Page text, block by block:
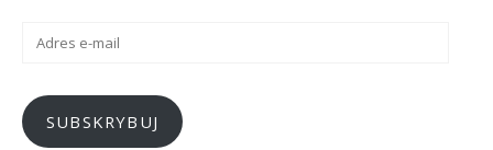
Adres
SUBSKRYBUJ